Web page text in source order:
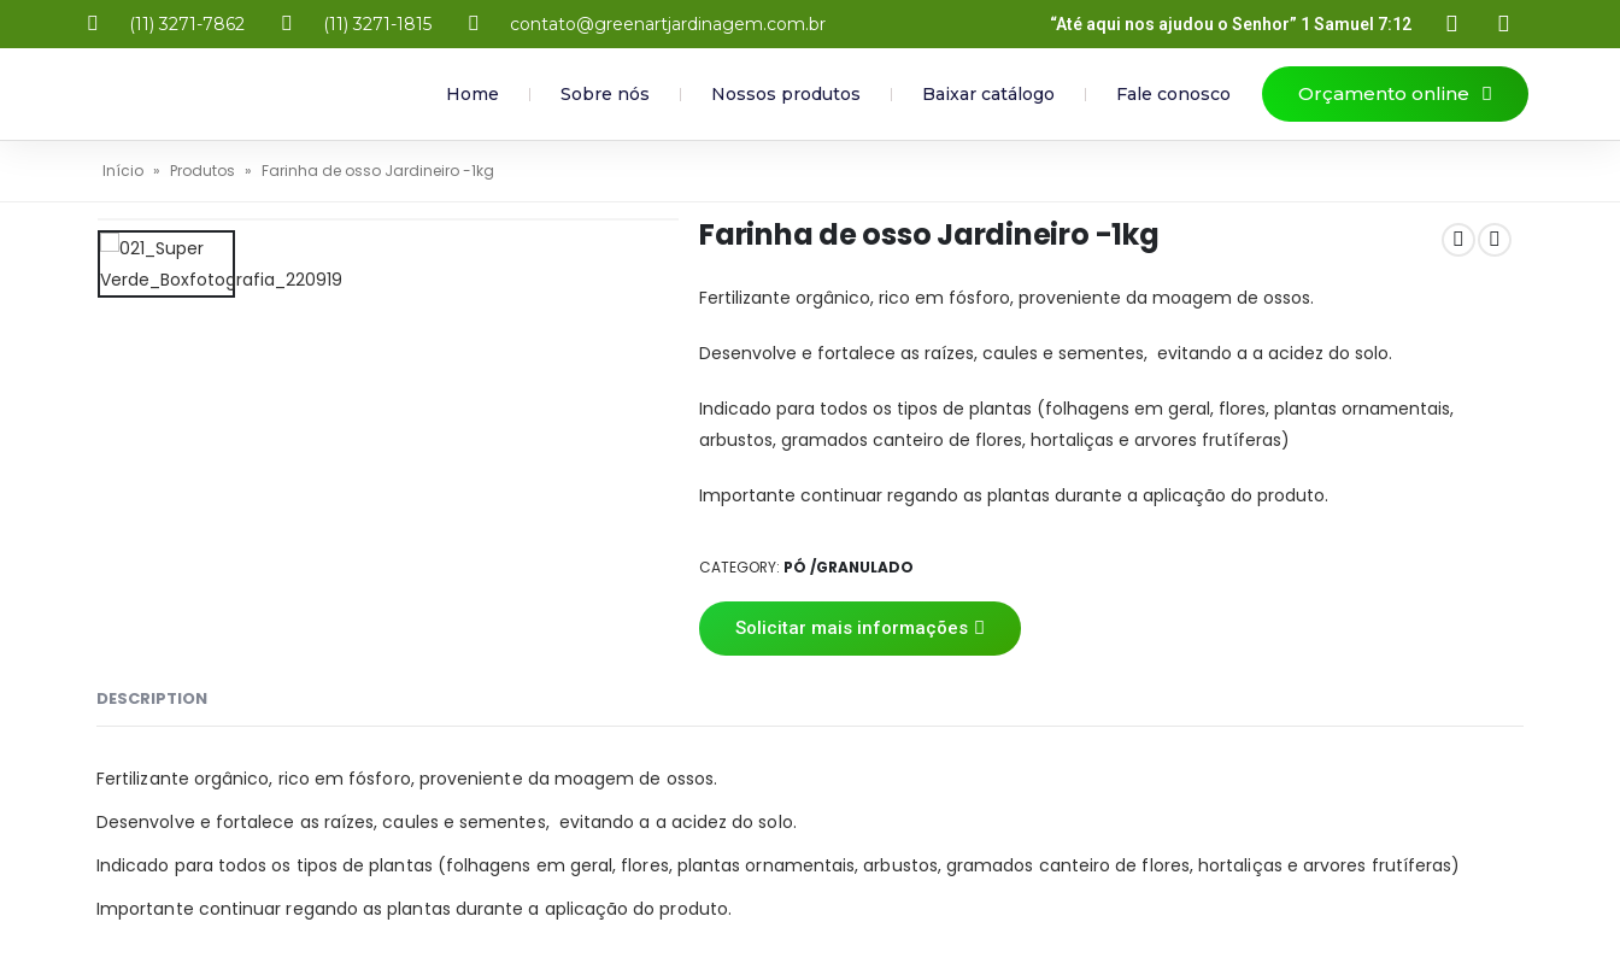
(11) 3271-7862 (11) 3271-1815 contato@greenartjardinagem.com.br “Até aqui nos ajudou o Senhor” 1 Samuel 7:12
Home Sobre nós Nossos produtos Baixar catálogo Fale conosco Orçamento online
Início » Produtos » Farinha de osso Jardineiro -1kg
Farinha de osso Jardineiro -1kg
Fertilizante orgânico, rico em fósforo, proveniente da moagem de ossos.
Desenvolve e fortalece as raízes, caules e sementes, evitando a a acidez do solo.
Indicado para todos os tipos de plantas (folhagens em geral, flores, plantas ornamentais,
arbustos, gramados canteiro de flores, hortaliças e arvores frutíferas)
Importante continuar regando as plantas durante a aplicação do produto.
CATEGORY: PÓ /GRANULADO
Solicitar mais informações
DESCRIPTION
Fertilizante orgânico, rico em fósforo, proveniente da moagem de ossos.
Desenvolve e fortalece as raízes, caules e sementes, evitando a a acidez do solo.
Indicado para todos os tipos de plantas (folhagens em geral, flores, plantas ornamentais, arbustos, gramados canteiro de flores, hortaliças e arvores frutíferas)
Importante continuar regando as plantas durante a aplicação do produto.